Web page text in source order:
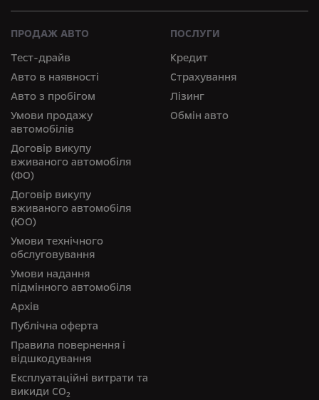
ПРОДАЖ АВТО
Тест-драйв
Авто в наявності
Авто з пробігом
Умови продажу
автомобілів
Договір викупу
вживаного автомобіля
(ФО)
Договір викупу
вживаного автомобіля
(ЮО)
Умови технічного
обслуговування
Умови надання
підмінного автомобіля
Архів
Публічна оферта
Правила повернення і
відшкодування
Експлуатаційні витрати та
викиди СО2
ПОСЛУГИ
Кредит
Страхування
Лізинг
Обмін авто